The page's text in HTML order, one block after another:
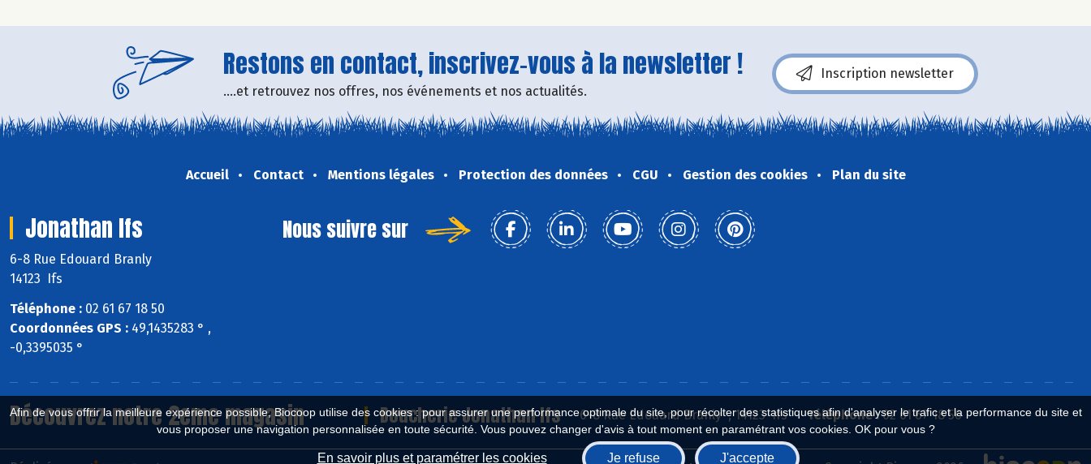
Afin de vous offrir la meilleure expérience possible, Biocoop utilise des cookies : pour assurer une performance optimale du site, pour récolter des statistiques afin d'analyser le trafic et la performance du site et
vous proposer une navigation personnalisée en toute sécurité. Vous pouvez changer d'avis à tout moment en paramétrant vos cookies. OK pour vous ?
En savoir plus et paramétrer les cookies Je refuse J'accepte
Restons en contact, inscrivez-vous à la newsletter !
....et retrouvez nos offres, nos événements et nos actualités.
Inscription newsletter
Accueil Contact Mentions légales Protection des données CGU Gestion des cookies Plan du site
Jonathan Ifs
6-8 Rue Edouard Branly
14123 Ifs
Téléphone : 02 61 67 18 50
Coordonnées GPS : 49,1435283 ° ,
-0,3395035 °
Nous suivre sur
Découvrez notre 2eme magasin Boucherie Jonathan Ifs 6-8 Rue Edouard Branly , 14123 Ifs Téléphone :02 61 67 18 56